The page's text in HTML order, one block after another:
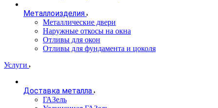
Металлоизделия
Металлические двери
Наружные откосы на окна
Отливы для окон
Отливы для фундамента и цоколя
Услуги
Доставка металла
ГАЗель